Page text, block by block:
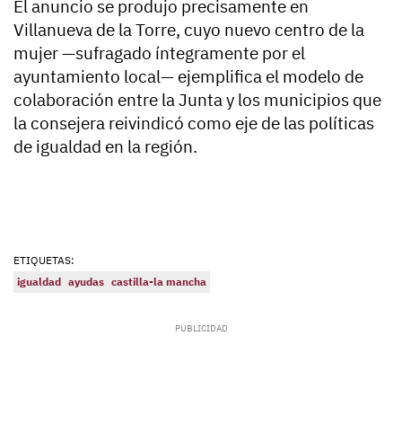
El anuncio se produjo precisamente en
Villanueva de la Torre, cuyo nuevo centro de la
mujer —sufragado íntegramente por el
ayuntamiento local— ejemplifica el modelo de
colaboración entre la Junta y los municipios que
la consejera reivindicó como eje de las políticas
de igualdad en la región.
ETIQUETAS:
igualdad ayudas castilla-la mancha